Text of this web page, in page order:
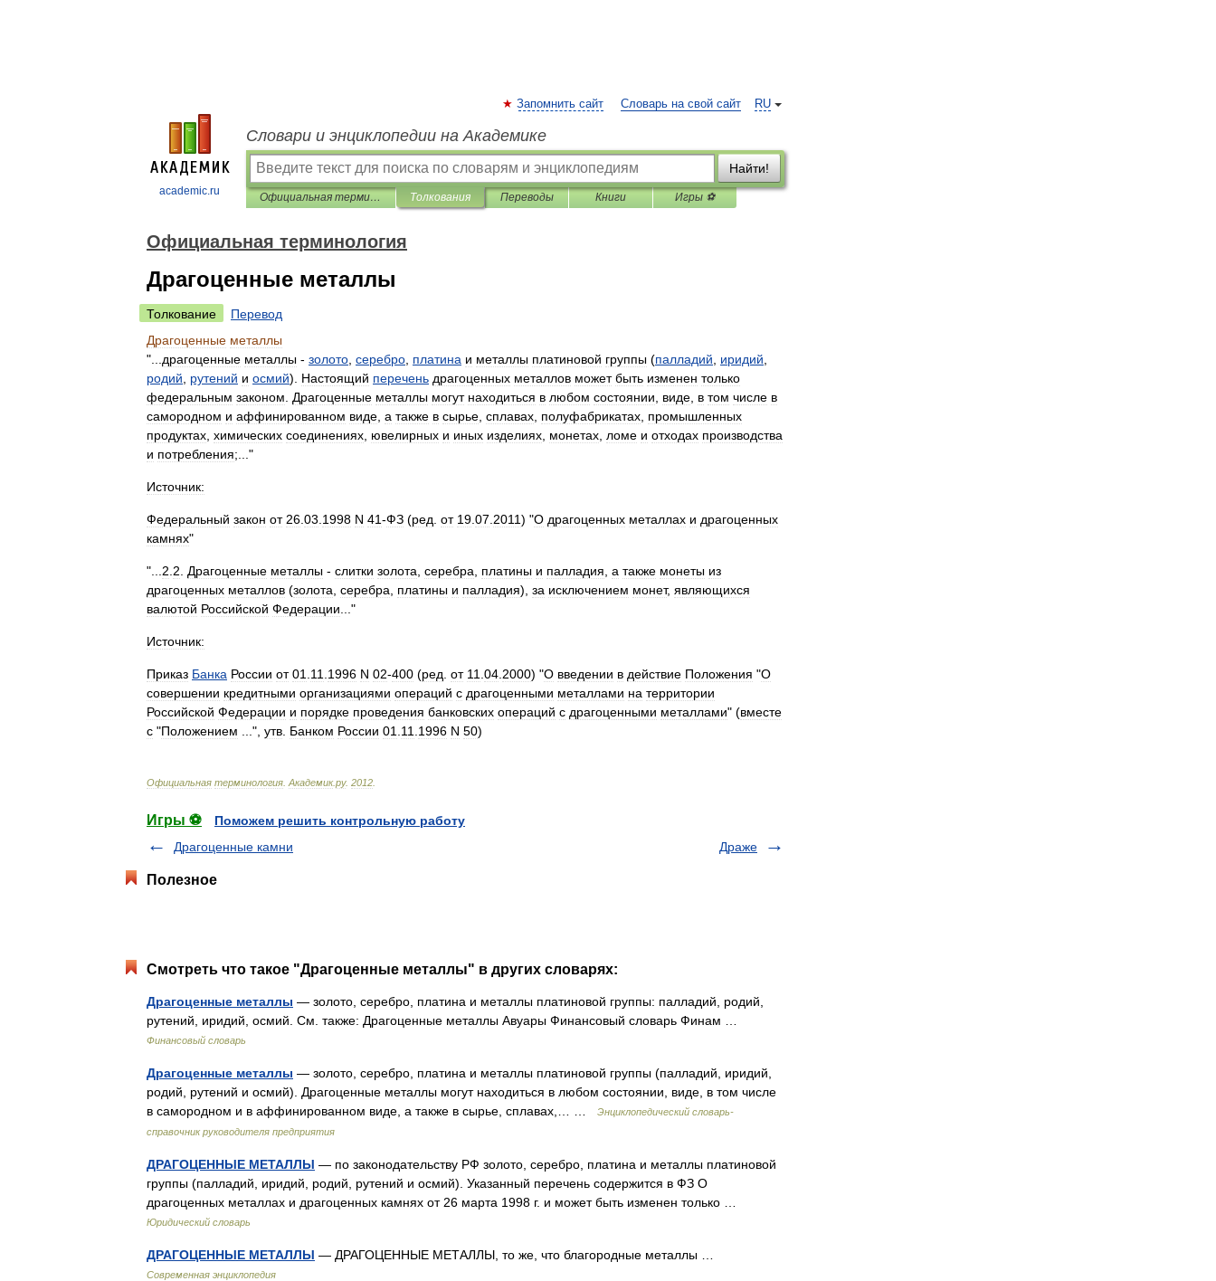
academic.ru
RU
Запомнить сайт Словарь на свой сайт
Словари и энциклопедии на Академике
Найти!
Официальная терминология Толкования Переводы Книги Игры ⚽
Официальная терминология
Драгоценные металлы
Толкование
Перевод
Драгоценные металлы
"... драгоценные металлы - золото серебро платина и металлы платиновой группы (палладий иридий
родий
рутений и осмий). Настоящий перечень драгоценных металлов может быть изменен только
федеральным законом Драгоценные металлы могут находиться в любом состоянии виде в том числе в
самородном и аффинированном виде а также в сырье сплавах полуфабрикатах промышленных
продуктах химических соединениях ювелирных и иных изделиях монетах ломе и отходах производства
и потребления;..."
Источник:
Федеральный закон от 26 03 1998 N 41-ФЗ (ред от 19 07 2011) "О драгоценных металлах и драгоценных
камнях"
"... 2 2 Драгоценные металлы - слитки золота серебра платины и палладия а также монеты из
драгоценных металлов (золота серебра платины и палладия), за исключением монет, являющихся
валютой Российской Федерации ..."
Источник:
Приказ Банка России от 01 11 1996 N 02-400 (ред от 11 04 2000) "О введении в действие Положения "О
совершении кредитными организациями операций с драгоценными металлами на территории
Российской Федерации и порядке проведения банковских операций с драгоценными металлами" (вместе
с "Положением ...", утв Банком России 01 11 1996 N 50)
Официальная терминология Академик.ру. 2012
Игры ⚽
Поможем решить контрольную работу
Драгоценные камни
Драже
Полезное
Смотреть что такое "Драгоценные металлы" в других словарях:
Драгоценные металлы — золото, серебро, платина и металлы платиновой группы: палладий, родий,
рутений, иридий, осмий. См. также: Драгоценные металлы Авуары Финансовый словарь Финам …
Финансовый словарь
Драгоценные металлы — золото, серебро, платина и металлы платиновой группы (палладий, иридий,
родий, рутений и осмий). Драгоценные металлы могут находиться в любом состоянии, виде, в том числе
в самородном и в аффинированном виде, а также в сырье, сплавах,… …
Энциклопедический словарь-
справочник руководителя предприятия
ДРАГОЦЕННЫЕ МЕТАЛЛЫ — по законодательству РФ золото, серебро, платина и металлы платиновой
группы (палладий, иридий, родий, рутений и осмий). Указанный перечень содержится в ФЗ О
драгоценных металлах и драгоценных камнях от 26 марта 1998 г. и может быть изменен только …
Юридический словарь
ДРАГОЦЕННЫЕ МЕТАЛЛЫ — ДРАГОЦЕННЫЕ МЕТАЛЛЫ, то же, что благородные металлы …
Современная энциклопедия